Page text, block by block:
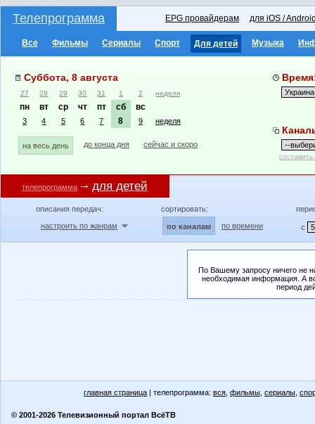
Телепрограмма EPG провайдерам для iOS /
Все Фильмы Сериалы Спорт Для детей Музыка
Суббота, 8 августа
27 28 29 30 31 1 2 неделя
пн вт ср чт пт сб вс
3 4 5 6 7 8 9 неделя
на весь день до конца дня сейчас и скоро
телепрограмма для детей
описания передач:
настроить по жанрам
сортировать:
по каналам по времени с
По Вашему запросу ничего не
необходимая информация. А
период
главная страница | телепрограмма: вся фильмы сериалы
© 2001-2026 Телевизионный портал ВсёТВ